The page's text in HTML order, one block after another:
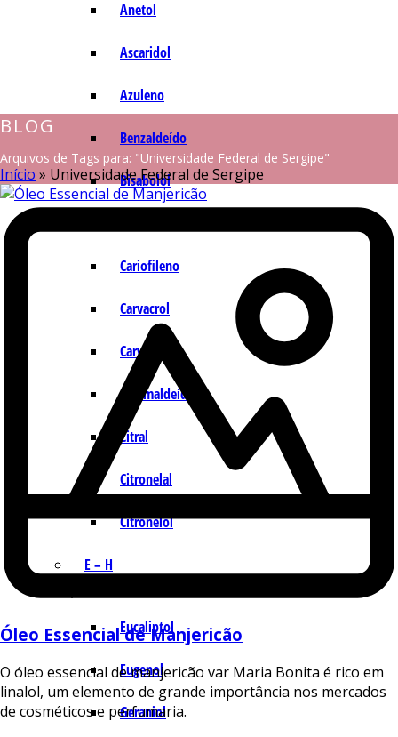
Anetol
Ascaridol
Azuleno
Benzaldeído
Bisabolol
Cariofileno
Carvacrol
Carvona
Cinamaldeído
Citral
Citronelal
Citronelol
E – H
Eucaliptol
Eugenol
Geraniol
BLOG
Arquivos de Tags para: "Universidade Federal de Sergipe"
Início » Universidade Federal de Sergipe
Óleo Essencial de Manjericão
O óleo essencial de manjericão var Maria Bonita é rico em
linalol, um elemento de grande importância nos mercados
de cosméticos e perfumaria.